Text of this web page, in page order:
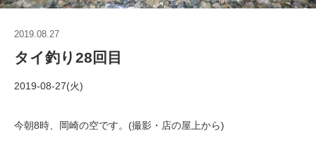
2019.08.27
タイ釣り28回目
2019-08-27(火)
今朝8時、岡崎の空です。(撮影・店の屋上から)